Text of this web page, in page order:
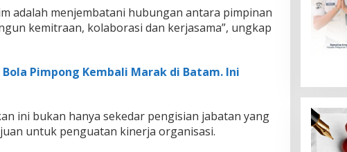
adalah menjembatani hubungan antara pimpinan
kemitraan, kolaborasi dan kerjasama”, ungkap
Bola Pimpong Kembali Marak di Batam. Ini
ini bukan hanya sekedar pengisian jabatan yang
untuk penguatan kinerja organisasi.